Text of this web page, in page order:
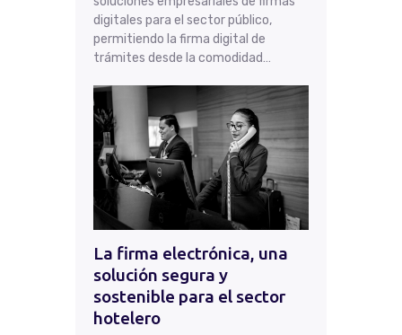
digitales para el sector público,
permitiendo la firma digital de
trámites desde la comodidad…
La firma electrónica, una
solución segura y
sostenible para el sector
hotelero